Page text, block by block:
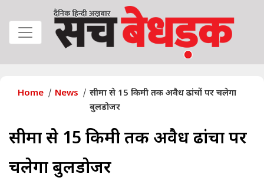
Home News
सीमा से 15 किमी तक अवैध ढांचों पर चलेगा
बुलडोजर
सीमा से 15 किमी तक अवैध ढांचों पर
चलेगा बुलडोजर